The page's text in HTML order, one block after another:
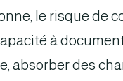
le risque de
à
absorber des